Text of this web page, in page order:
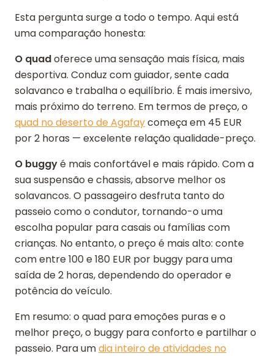
Esta pergunta surge a todo o tempo. Aqui está
uma comparação honesta:
O quadoferece uma sensação mais física, mais
desportiva. Conduz com guiador, sente cada
solavanco e trabalha o equilíbrio. É mais imersivo,
mais próximo do terreno. Em termos de preço, o
quad no deserto de Agafaycomeça em 45 EUR
por 2 horas — excelente relação qualidade-preço.
O buggyé mais confortável e mais rápido. Com a
sua suspensão e chassis, absorve melhor os
solavancos. O passageiro desfruta tanto do
passeio como o condutor, tornando-o uma
escolha popular para casais ou famílias com
crianças. No entanto, o preço é mais alto: conte
com entre 100 e 180 EUR por buggy para uma
saída de 2 horas, dependendo do operador e
potência do veículo.
Em resumo: o quad para emoções puras e o
melhor preço, o buggy para conforto e partilhar o
passeio. Para umdia inteiro de atividades no